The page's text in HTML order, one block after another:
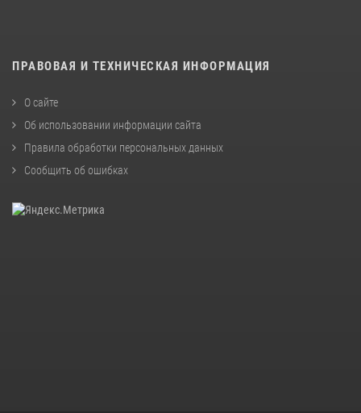
ПРАВОВАЯ И ТЕХНИЧЕСКАЯ ИНФОРМАЦИЯ
О сайте
Об использовании информации сайта
Правила обработки персональных данных
Сообщить об ошибках